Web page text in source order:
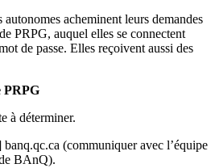
acheminent leurs demandes
PRPG, auquel elles se connectent
de passe. Elles reçoivent aussi des
PRPG
à déterminer.
banq.qc.ca (communiquer avec l’équipe
BAnQ).